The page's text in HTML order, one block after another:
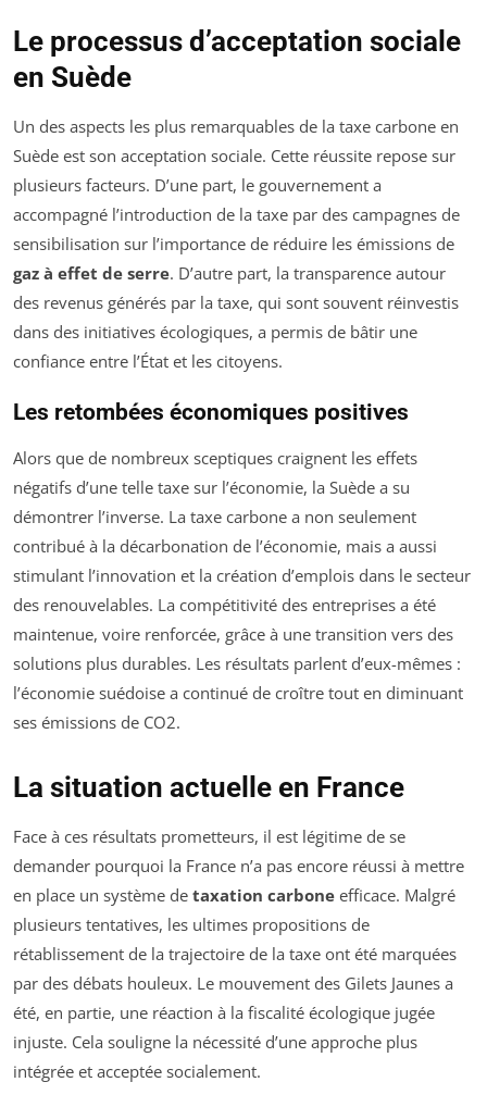
Le processus d’acceptation sociale
en Suède
Un des aspects les plus remarquables de la taxe carbone en
Suède est son acceptation sociale. Cette réussite repose sur
plusieurs facteurs. D’une part, le gouvernement a
accompagné l’introduction de la taxe par des campagnes de
sensibilisation sur l’importance de réduire les émissions de
gaz à effet de serre. D’autre part, la transparence autour
des revenus générés par la taxe, qui sont souvent réinvestis
dans des initiatives écologiques, a permis de bâtir une
confiance entre l’État et les citoyens.
Les retombées économiques positives
Alors que de nombreux sceptiques craignent les effets
négatifs d’une telle taxe sur l’économie, la Suède a su
démontrer l’inverse. La taxe carbone a non seulement
contribué à la décarbonation de l’économie, mais a aussi
stimulant l’innovation et la création d’emplois dans le secteur
des renouvelables. La compétitivité des entreprises a été
maintenue, voire renforcée, grâce à une transition vers des
solutions plus durables. Les résultats parlent d’eux-mêmes :
l’économie suédoise a continué de croître tout en diminuant
ses émissions de CO2.
La situation actuelle en France
Face à ces résultats prometteurs, il est légitime de se
demander pourquoi la France n’a pas encore réussi à mettre
en place un système de taxation carbone efficace. Malgré
plusieurs tentatives, les ultimes propositions de
rétablissement de la trajectoire de la taxe ont été marquées
par des débats houleux. Le mouvement des Gilets Jaunes a
été, en partie, une réaction à la fiscalité écologique jugée
injuste. Cela souligne la nécessité d’une approche plus
intégrée et acceptée socialement.